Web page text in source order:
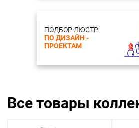
ПОДБОР ЛЮСТР
ПО ДИЗАЙН -
ПРОЕКТАМ
Все товары